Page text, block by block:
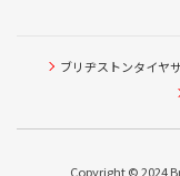
ブリヂストンタイヤ
Copyright © 2024
タイヤ点検・安
ピット作業の予